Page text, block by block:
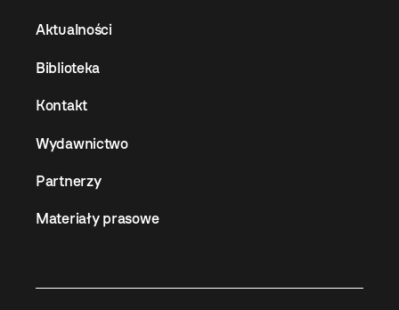
Aktualności
Biblioteka
Kontakt
Wydawnictwo
Partnerzy
Materiały prasowe